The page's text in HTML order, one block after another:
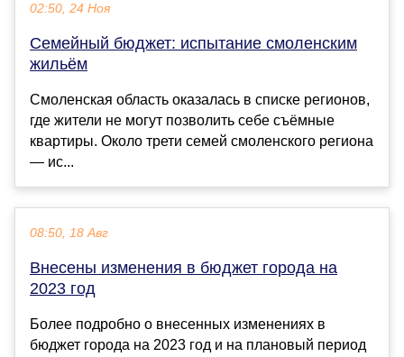
02:50, 24 Ноя
Семейный бюджет: испытание смоленским
жильём
Смоленская область оказалась в списке регионов,
где жители не могут позволить себе съёмные
квартиры. Около трети семей смоленского региона
— ис...
08:50, 18 Авг
Внесены изменения в бюджет города на
2023 год
Более подробно о внесенных изменениях в
бюджет города на 2023 год и на плановый период